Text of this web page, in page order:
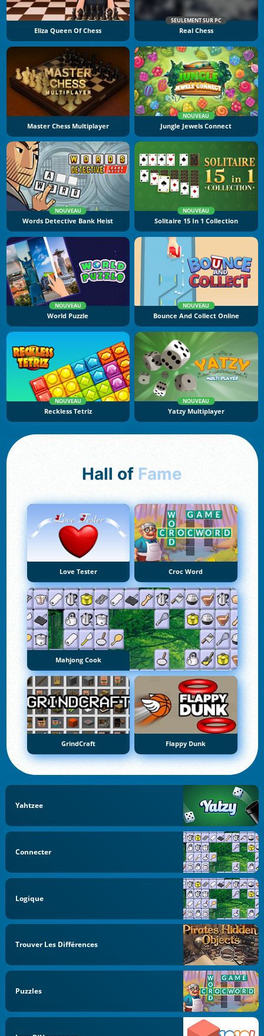
Eliza Queen Of Chess
SEULEMENT SUR PC
Real Chess
Master Chess Multiplayer
NOUVEAU
Jungle Jewels Connect
NOUVEAU
Words Detective Bank Heist
NOUVEAU
Solitaire 15 In 1 Collection
NOUVEAU
World Puzzle
NOUVEAU
Bounce And Collect Online
NOUVEAU
Reckless Tetriz
NOUVEAU
Yatzy Multiplayer
Hall of Fame
Love Tester Croc Word
Mahjong Cook
GrindCraft Flappy Dunk
Yahtzee
Connecter
Logique
Trouver Les Différences
Puzzles